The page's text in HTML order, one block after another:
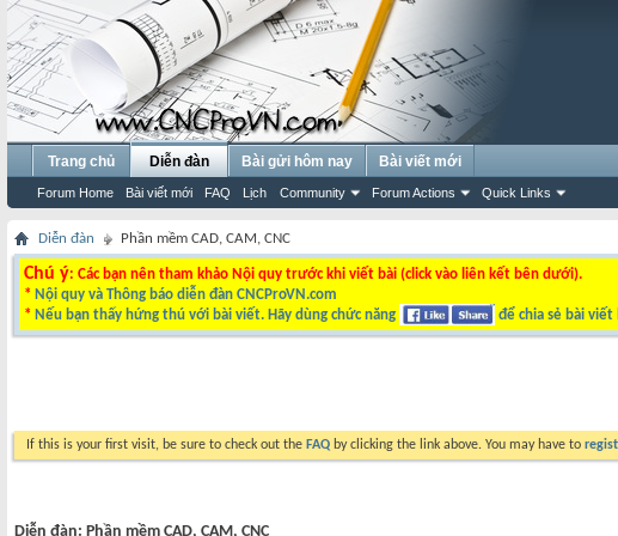
Trang chủ Diễn đàn
Forum Home Bài viết mới FAQ Lịch Community Forum Actions Quick Links
Bài gửi hôm nay Bài viết mới
Diễn đàn Phần mềm CAD, CAM, CNC
Chú ý: Các bạn nên tham khảo Nội quy trước khi viết bài (click vào liên kết bên dưới).
* Nội quy và Thông báo diễn đàn CNCProVN.com
* Nếu bạn thấy hứng thú với bài viết. Hãy dùng chức năng để chia sẻ bài viết
If this is your first visit, be sure to check out the FAQ by clicking the link above. You may have to
Diễn đàn: Phần mềm CAD, CAM, CNC